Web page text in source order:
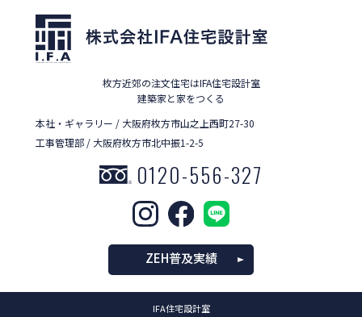
枚方近郊の注文住宅はIFA住宅設計室
建築家と家をつくる
本社・ギャラリー / 大阪府枚方市山之上西町27-30
工事管理部 / 大阪府枚方市北中振1-2-5
0120-556-327
ZEH普及実績
IFA住宅設計室